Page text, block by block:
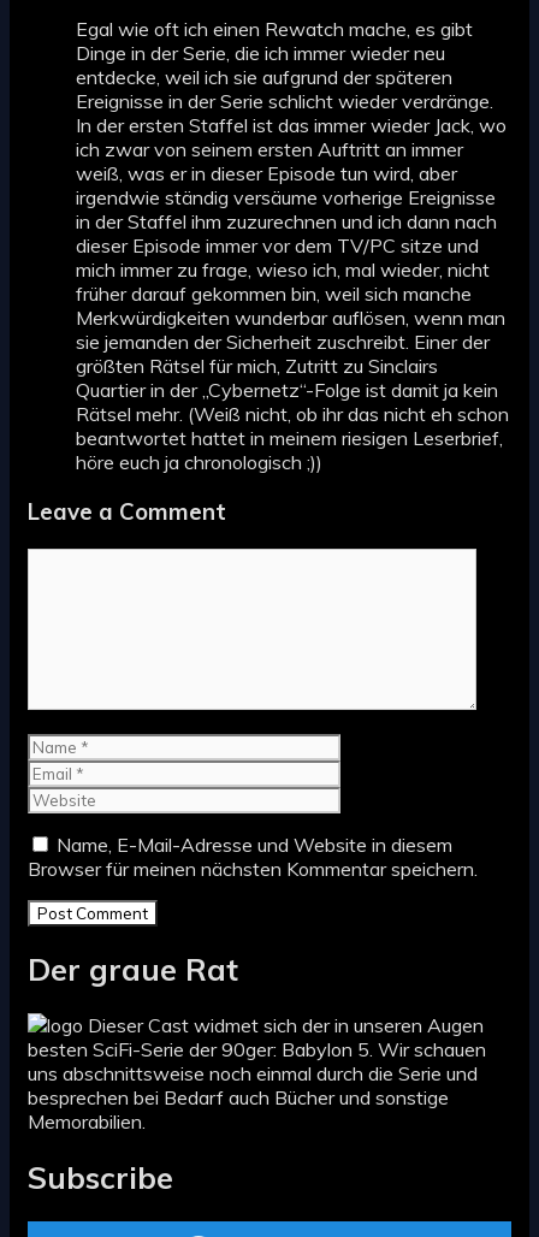
Egal wie oft ich einen Rewatch mache, es gibt
Dinge in der Serie, die ich immer wieder neu
entdecke, weil ich sie aufgrund der späteren
Ereignisse in der Serie schlicht wieder verdränge.
In der ersten Staffel ist das immer wieder Jack, wo
ich zwar von seinem ersten Auftritt an immer
weiß, was er in dieser Episode tun wird, aber
irgendwie ständig versäume vorherige Ereignisse
in der Staffel ihm zuzurechnen und ich dann nach
dieser Episode immer vor dem TV/PC sitze und
mich immer zu frage, wieso ich, mal wieder, nicht
früher darauf gekommen bin, weil sich manche
Merkwürdigkeiten wunderbar auflösen, wenn man
sie jemanden der Sicherheit zuschreibt. Einer der
größten Rätsel für mich, Zutritt zu Sinclairs
Quartier in der „Cybernetz“-Folge ist damit ja kein
Rätsel mehr. (Weiß nicht, ob ihr das nicht eh schon
beantwortet hattet in meinem riesigen Leserbrief,
höre euch ja chronologisch ;))
Leave a Comment
Name
Name, E-Mail-Adresse und Website in diesem
Browser für meinen nächsten Kommentar speichern.
Der graue Rat
Dieser Cast widmet sich der in unseren Augen
besten SciFi-Serie der 90ger: Babylon 5. Wir schauen
uns abschnittsweise noch einmal durch die Serie und
besprechen bei Bedarf auch Bücher und sonstige
Memorabilien.
Subscribe